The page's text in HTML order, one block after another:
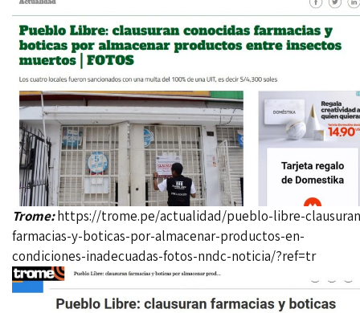
Trome:https://trome.pe/actualidad/pueblo-libre-
farmacias-y-boticas-por-almacenar-productos-en-
condiciones-inadecuadas-fotos-nndc-noticia/?ref=tr